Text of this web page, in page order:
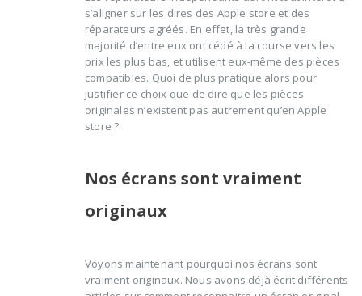
s’aligner sur les dires des Apple store et des
réparateurs agréés. En effet, la très grande
majorité d’entre eux ont cédé à la course vers les
prix les plus bas, et utilisent eux-même des pièces
compatibles. Quoi de plus pratique alors pour
justifier ce choix que de dire que les pièces
originales n’existent pas autrement qu’en Apple
store ?
Nos écrans sont vraiment
originaux
Voyons maintenant pourquoi nos écrans sont
vraiment originaux. Nous avons déjà écrit différents